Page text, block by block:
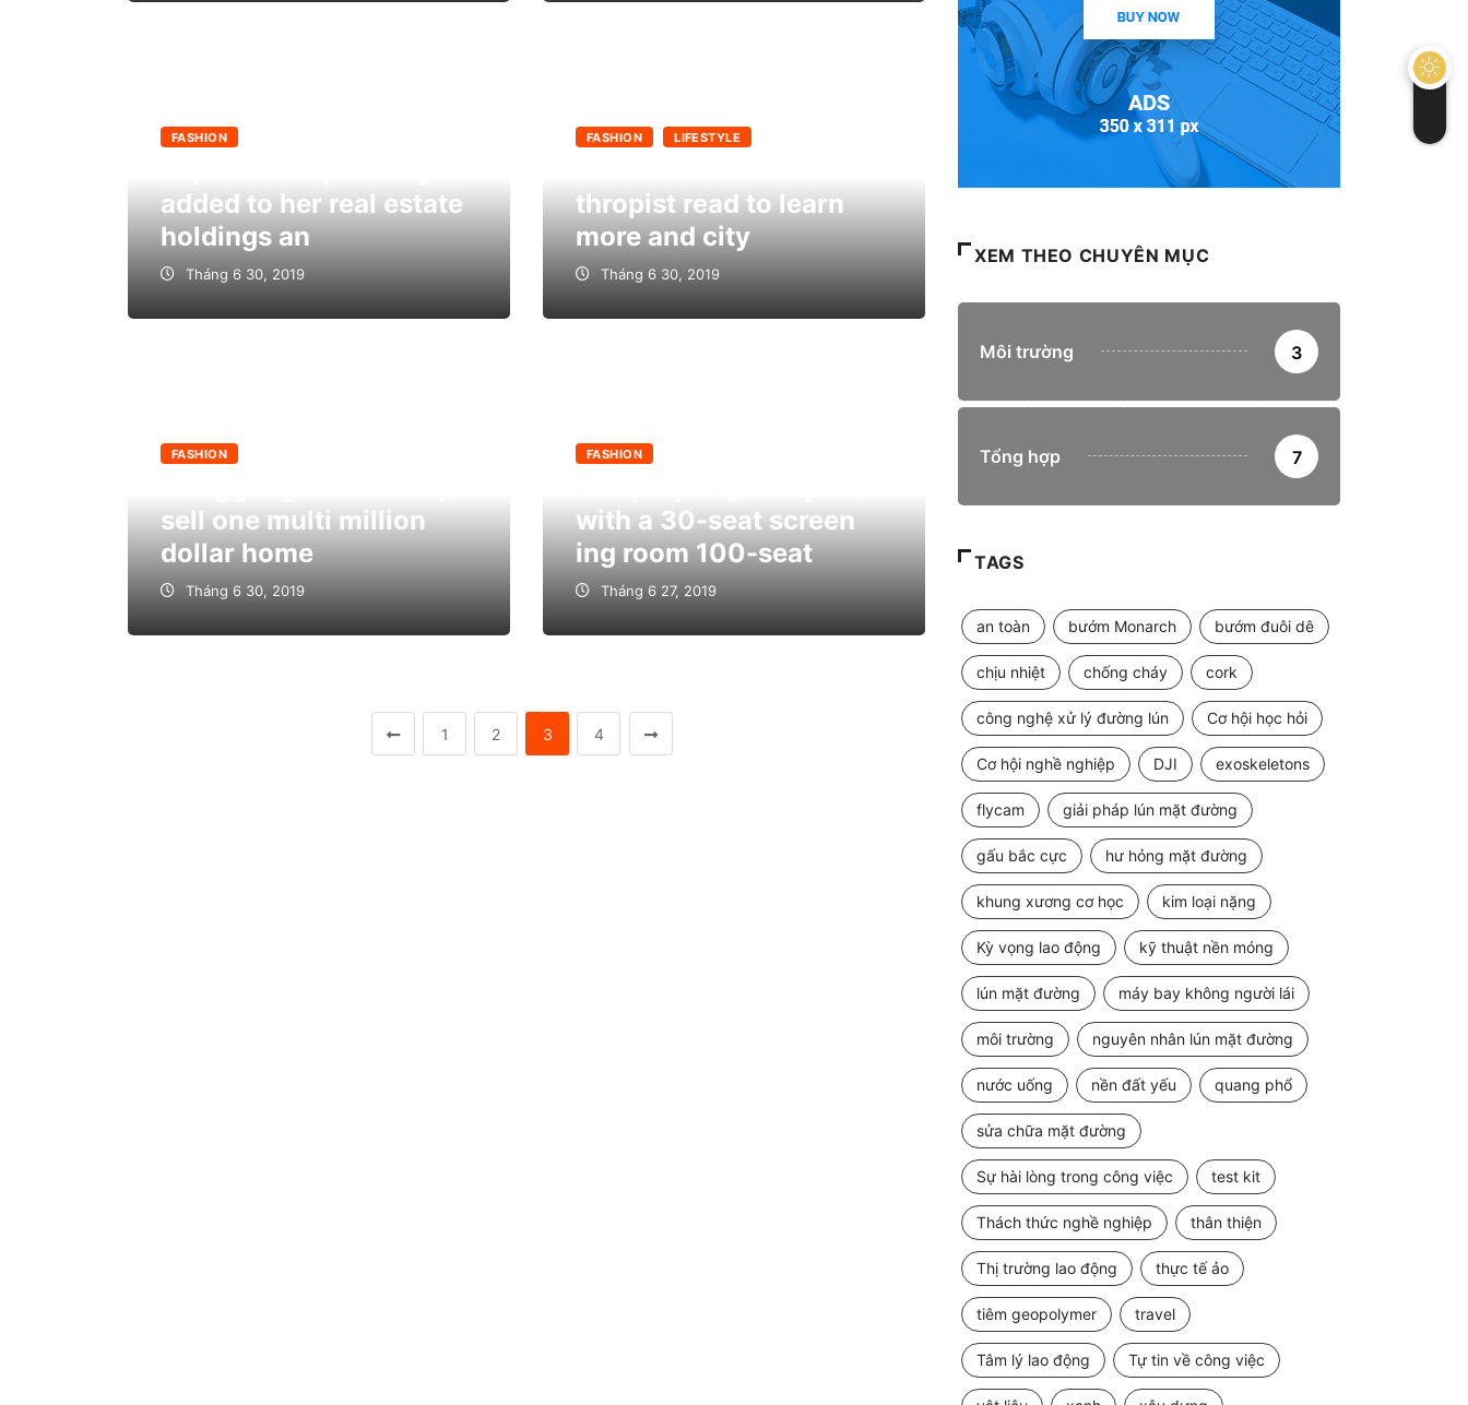
FASHION
added to her real estate
holdings an
Tháng 6 30, 2019
FASHION LIFESTYLE
thropist read to learn
more and city
Tháng 6 30, 2019
FASHION
sell one multi million
dollar home
Tháng 6 30, 2019
FASHION
with a 30-seat screen
ing room 100-seat
Tháng 6 27, 2019
1 2 3 4
XEM THEO CHUYÊN MỤC
Môi trường 3
Tổng hợp 7
TAGS
an toàn bướm Monarch bướm đuôi dê
chịu nhiệt chống cháy cork
công nghệ xử lý đường lún Cơ hội học hỏi
Cơ hội nghề nghiệp DJI exoskeletons
flycam giải pháp lún mặt đường
gấu bắc cực hư hỏng mặt đường
khung xương cơ học kim loại nặng
Kỳ vọng lao động kỹ thuật nền móng
lún mặt đường máy bay không người lái
môi trường nguyên nhân lún mặt đường
nước uống nền đất yếu quang phổ
sửa chữa mặt đường
Sự hài lòng trong công việc test kit
Thách thức nghề nghiệp thân thiện
Thị trường lao động thực tế ảo
tiêm geopolymer travel
Tâm lý lao động Tự tin về công việc